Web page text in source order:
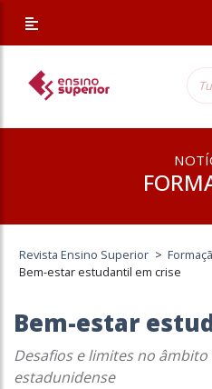
Revista Ensino Superior >
Bem-estar estudantil em crise
Bem-estar
Desafios e limites no
estadunidense